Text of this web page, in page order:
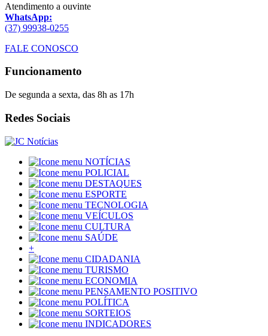
Atendimento a ouvinte
WhatsApp:
(37) 99938-0255
FALE CONOSCO
Funcionamento
De segunda a sexta, das 8h as 17h
Redes Sociais
NOTÍCIAS
POLICIAL
DESTAQUES
ESPORTE
TECNOLOGIA
VEÍCULOS
CULTURA
SAÚDE
+
CIDADANIA
TURISMO
ECONOMIA
PENSAMENTO POSITIVO
POLÍTICA
SORTEIOS
INDICADORES